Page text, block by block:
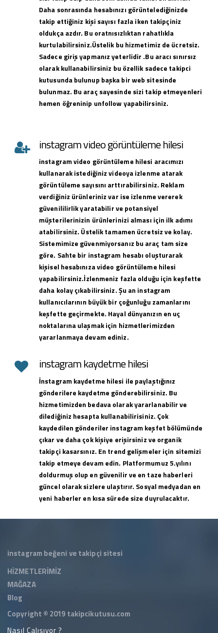
Daha sonrasında hesabınızı görüntelediğinizde
takip ettiğiniz kişi sayısı fazla iken takipçiniz
oldukça azdır. Bu oratnısızlıktan rahatlıkla
kurtulabilirsiniz.Üstelik bu hizmetimiz de ücretsiz.
Sadece giriş yapmanız yeterlidir .Bu aracı sınırsız
olarak kullanabilirsiniz bu özellik sadece takipci
kutusunda bulunup başka bir web sitesinde
bulunmaz. Bu araç sayesinde sizi takip etmeyenleri
hemen öğreninip unfollow yapabilirsiniz.
instagram video görüntüleme hilesi
instagramvideo görüntüleme hilesi aracımızı
kullanarak istediğiniz videoya izlenme atarak
görüntüleme sayısını arttırabilirsiniz. Reklam
verdiğiniz ürünleriniz var ise izlenme vererek
güvenililirlik yaratabilir ve potansiyel
müşterilerinizin ürünlerinizi alması için ilk adımı
atabilirsiniz. Üstelik tamamen ücretsiz ve kolay.
Sistemimize güvenmiyorsanız bu araç tam size
göre. Sahte bir instagram hesabı oluşturarak
kişisel hesabınıza video görüntüleme hilesi
yapabilirsiniz.İzlenmeniz fazla olduğu için keşfette
daha kolay çıkabilirsiniz. Şu an instagram
kullanıcılarının büyük bir çoğunluğu zamanlarını
keşfette geçirmekte. Hayal dünyanızın en uç
noktalarına ulaşmak için hizmetlerimizden
yararlanmaya devam ediniz.
instagram kaydetme hilesi
İnstagram kaydetme hilesi ile paylaştığınız
gönderilere kaydetme gönderebilirsiniz. Bu
hizmetimizden bedava olarak yararlanabilir ve
dilediğiniz hesapta kullanabilirisiniz. Çok
kaydedilen gönderiler instagram keşfet bölümünde
çıkar ve daha çok kişiye erişirsiniz ve organik
takipçi kasarsınız. En trend gelişmeler için sitemizi
takip etmeye devam edin. Platformumuz 5.yılını
doldurmuş olup en güvenilir ve en taze haberleri
güncel olarak sizlere ulaştırır. Sosyal medyadan en
yeni haberler en kısa sürede size duyrulacaktır.
instagram beğeni ve takipçi sitesi
HİZMETLERİMİZ
MAĞAZA
Blog
Copyright © 2019 takipcikutusu.com
Nasıl Çalışıyor ?